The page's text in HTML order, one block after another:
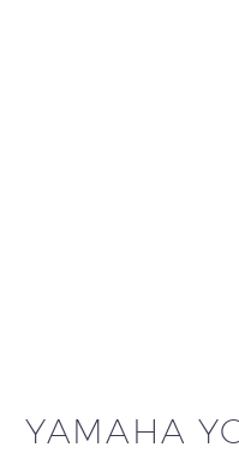
YAMAHA